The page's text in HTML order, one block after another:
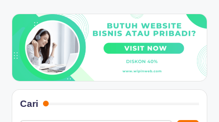
Cari